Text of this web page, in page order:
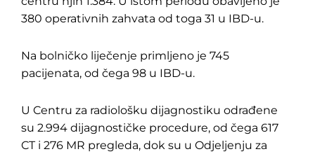
380 operativnih zahvata od toga 31 u IBD-u.
Na bolničko liječenje primljeno je 745
pacijenata, od čega 98 u IBD-u.
U Centru za radiološku dijagnostiku odrađene
su 2.994 dijagnostičke procedure, od čega 617
CT i 276 MR pregleda, dok su u Odjeljenju za